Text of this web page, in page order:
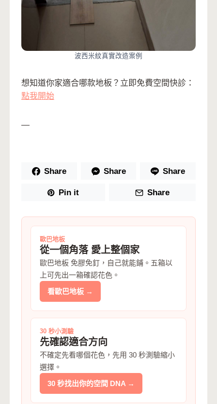
波西米紋真實改造案例
想知道你家適合哪款地板？立即免費空間快診：
點我開始
—
Share Share Share
Pin it Share
歐巴地板
從一個角落 愛上整個家
歐巴地板 免膠免釘，自己就能鋪。五箱以
上可先出一箱確認花色。
看歐巴地板 →
30 秒小測驗
先確認適合方向
不確定先看哪個花色，先用 30 秒測驗縮小
選擇。
30 秒找出你的空間 DNA →